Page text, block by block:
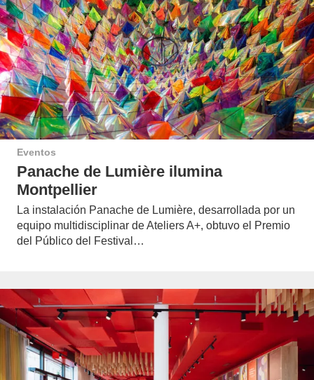
Eventos
Panache de Lumière ilumina
Montpellier
La instalación Panache de Lumière, desarrollada por un
equipo multidisciplinar de Ateliers A+, obtuvo el Premio
del Público del Festival…